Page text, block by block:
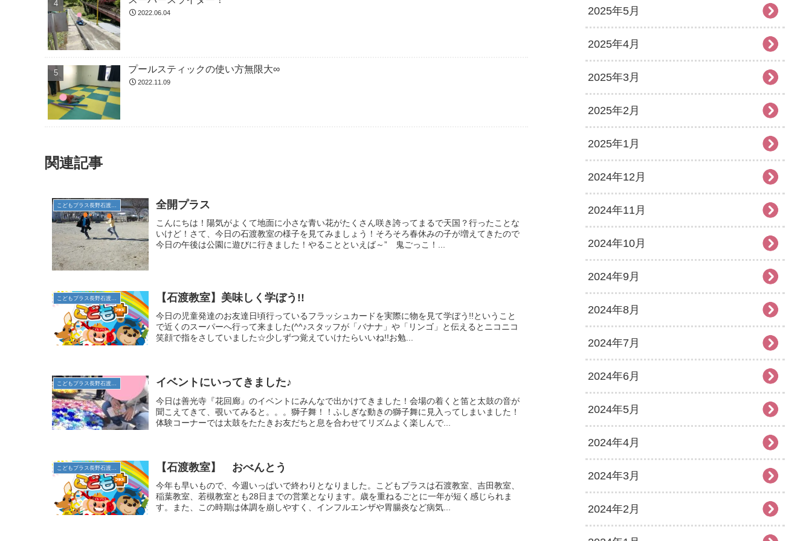
2022.06.04
プールスティックの使い方無限大∞
2022.11.09
関連記事
全開プラス
こんにちは！陽気がよくて地面に小さな青い花がたくさん咲き誇ってまるで天国？行ったことな
いけど！さて、今日の石渡教室の様子を見てみましょう！そろそろ春休みの子が増えてきたので
今日の午後は公園に遊びに行きました！やることといえば～” 鬼ごっこ！...
こどもプラス長野石渡教室 【石渡教室】美味しく学ぼう!!
今日の児童発達のお友達日頃行っているフラッシュカードを実際に物を見て学ぼう!!ということ
で近くのスーパーへ行って来ました(^^♪スタッフが「バナナ」や「リンゴ」と伝えるとニコニコ
笑顔で指をさしていました☆少しずつ覚えていけたらいいね!!お勉...
イベントにいってきました♪
今日は善光寺『花回廊』のイベントにみんなで出かけてきました！会場の着くと笛と太鼓の音が
聞こえてきて、覗いてみると。。。獅子舞！！ふしぎな動きの獅子舞に見入ってしまいました！
体験コーナーでは太鼓をたたきお友だちと息を合わせてリズムよく楽しんで...
こどもプラス長野石渡教室 【石渡教室】 おべんとう
今年も早いもので、今週いっぱいで終わりとなりました。こどもプラスは石渡教室、吉田教室、
稲葉教室、若槻教室とも28日までの営業となります。歳を重ねるごとに一年が短く感じられま
す。また、この時期は体調を崩しやすく、インフルエンザや胃腸炎など病気...
2025年5月
2025年4月
2025年3月
2025年2月
2025年1月
2024年12月
2024年11月
2024年10月
2024年9月
2024年8月
2024年7月
2024年6月
2024年5月
2024年4月
2024年3月
2024年2月